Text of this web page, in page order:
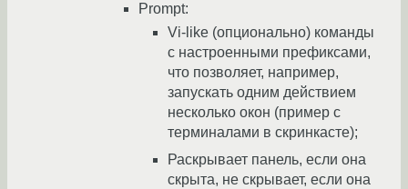
Prompt:
Vi-like (опционально) команды
с настроенными префиксами,
что позволяет, например,
запускать одним действием
несколько окон (пример с
терминалами в скринкасте);
Раскрывает панель, если она
скрыта, не скрывает, если она